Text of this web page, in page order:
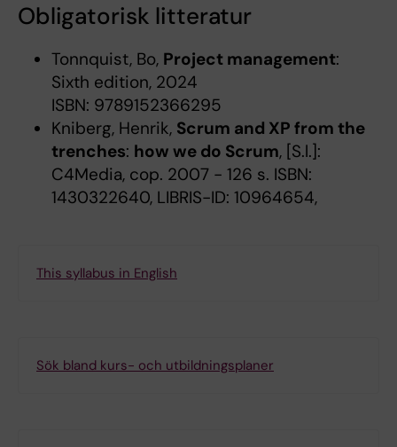
Obligatorisk litteratur
Tonnquist, Bo, Project management:
Sixth edition, 2024
ISBN: 9789152366295
Kniberg, Henrik, Scrum and XP from the
trenches: how we do Scrum, [S.l.]:
C4Media, cop. 2007 - 126 s. ISBN:
1430322640, LIBRIS-ID: 10964654,
This syllabus in English
Sök bland kurs- och utbildningsplaner